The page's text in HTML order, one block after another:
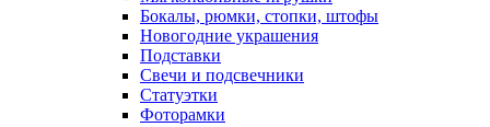
Бокалы, рюмки, стопки, штофы
Новогодние украшения
Подставки
Свечи и подсвечники
Статуэтки
Фоторамки